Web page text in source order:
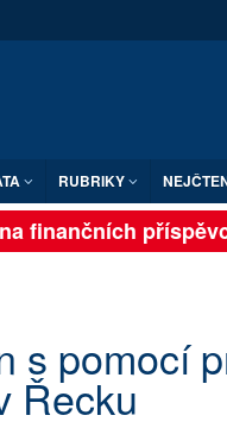
RUBRIKY
finančních
s pomocí
Řecku